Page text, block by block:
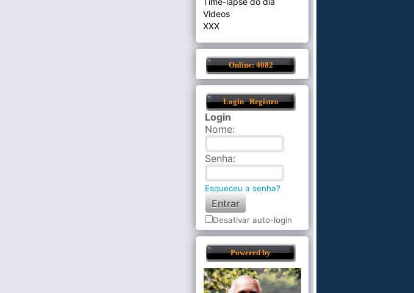
Videos
XXX
Online: 4082
Login Registro
Login
Nome:
Senha:
Esqueceu a senha?
Desativar auto-login
Powered by